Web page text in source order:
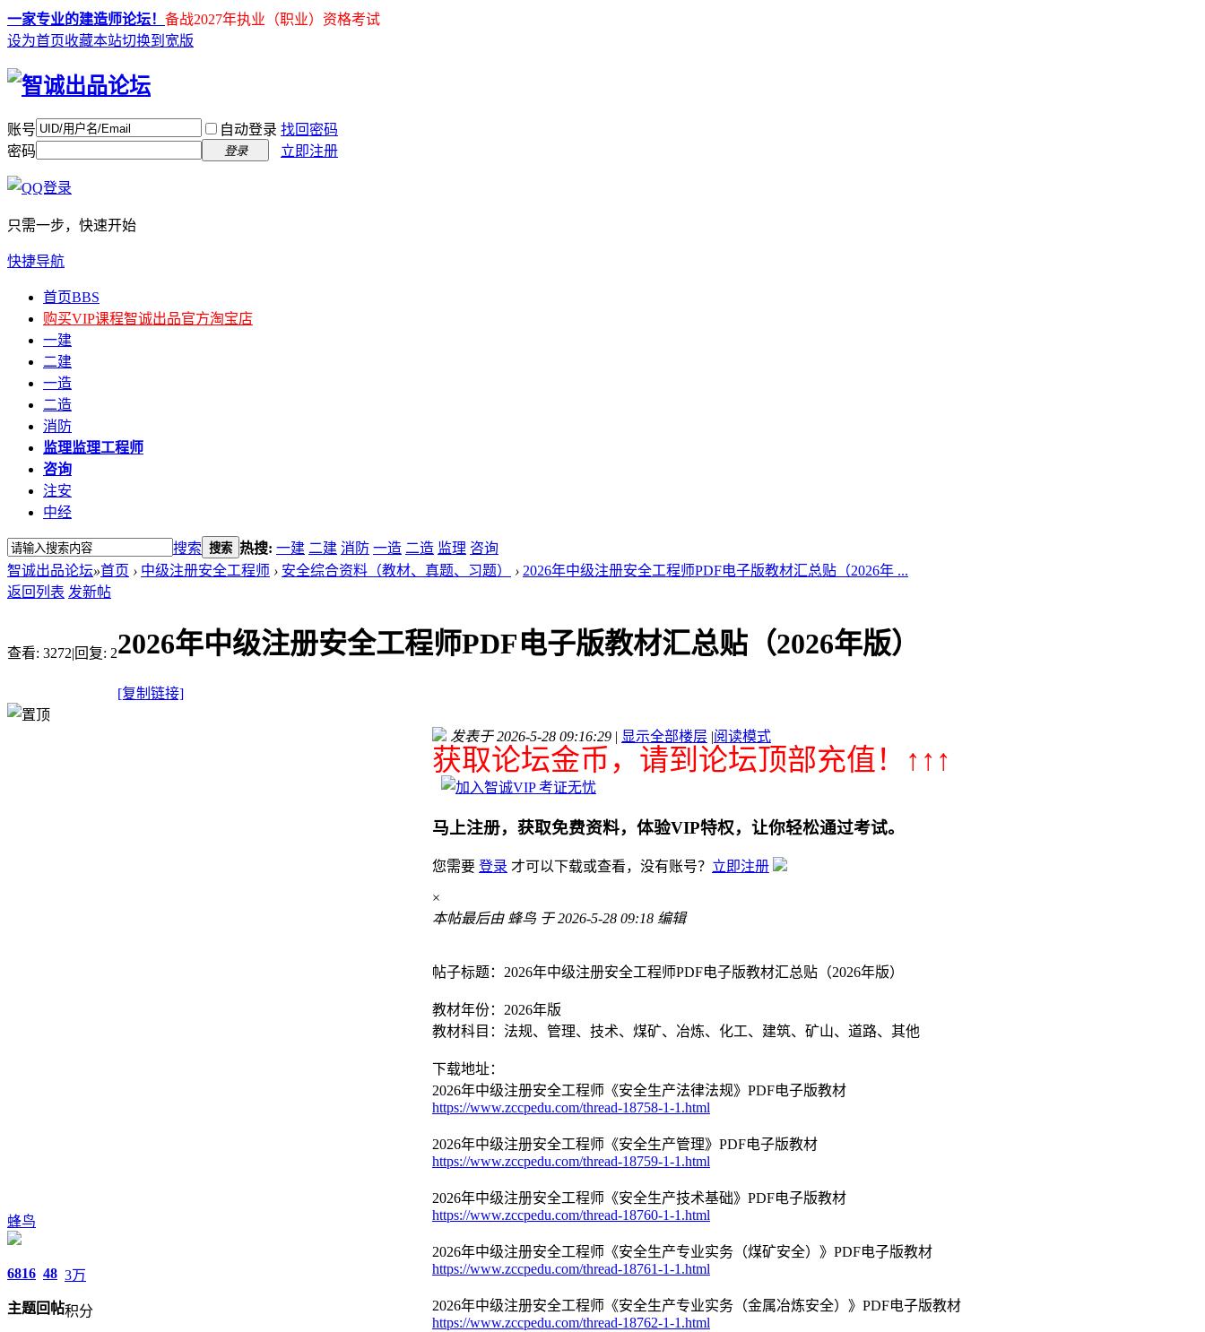
一家专业的建造师论坛！ 备战2027年执业（职业）资格考试
设为首页收藏本站切换到宽版
账号 自动登录 找回密码
密码
登录 立即注册
只需一步，快速开始
快捷导航
首页BBS
购买VIP课程智诚出品官方淘宝店
一建
二建
一造
二造
消防
监理监理工程师
咨询
注安
中经
搜索 搜索 热搜: 一建 二建 消防 一造 二造 监理 咨询
智诚出品论坛»首页 › 中级注册安全工程师 › 安全综合资料（教材、真题、习题） › 2026年中级注册安全工程师PDF电子版教材汇总贴（2026年 ...
返回列表 发新帖
查看: 3272|回复: 22026年中级注册安全工程师PDF电子版教材汇总贴（2026年版）
[复制链接]
蜂鸟
6816
主题
48
回帖
3万
积分
发表于 2026-5-28 09:16:29 | 显示全部楼层 |阅读模式
获取论坛金币，请到论坛顶部充值！↑↑↑
马上注册，获取免费资料，体验VIP特权，让你轻松通过考试。
您需要 登录 才可以下载或查看，没有账号？ 立即注册
×
本帖最后由 蜂鸟 于 2026-5-28 09:18 编辑
帖子标题：2026年中级注册安全工程师PDF电子版教材汇总贴（2026年版）
教材年份：2026年版
教材科目：法规、管理、技术、煤矿、冶炼、化工、建筑、矿山、道路、其他
下载地址：
2026年中级注册安全工程师《安全生产法律法规》PDF电子版教材
https://www.zccpedu.com/thread-18758-1-1.html
2026年中级注册安全工程师《安全生产管理》PDF电子版教材
https://www.zccpedu.com/thread-18759-1-1.html
2026年中级注册安全工程师《安全生产技术基础》PDF电子版教材
https://www.zccpedu.com/thread-18760-1-1.html
2026年中级注册安全工程师《安全生产专业实务（煤矿安全）》PDF电子版教材
https://www.zccpedu.com/thread-18761-1-1.html
2026年中级注册安全工程师《安全生产专业实务（金属冶炼安全）》PDF电子版教材
https://www.zccpedu.com/thread-18762-1-1.html